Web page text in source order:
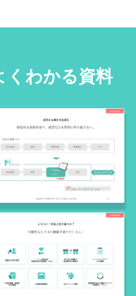
わかる資料